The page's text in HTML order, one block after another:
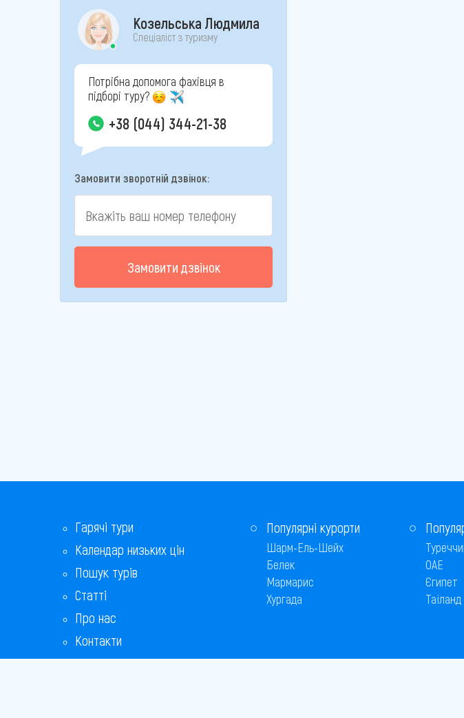
Козельська Людмила
Спеціаліст з туризму
Потрібна допомога фахівця в
підборі туру?
+38 (044) 344-21-38
Замовити зворотній дзвінок:
Замовити дзвінок
Гарячі тури
Календар низьких цін
Пошук турів
Статті
Про нас
Контакти
Бонусна програма
Популярні курорти
Шарм-Ель-Шейх
Белек
Мармарис
Хургада
ОАЕ
Єгипет
Таїланд